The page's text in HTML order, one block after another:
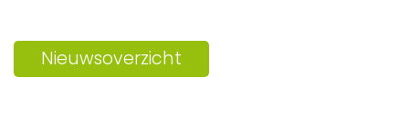
Nieuwsoverzicht